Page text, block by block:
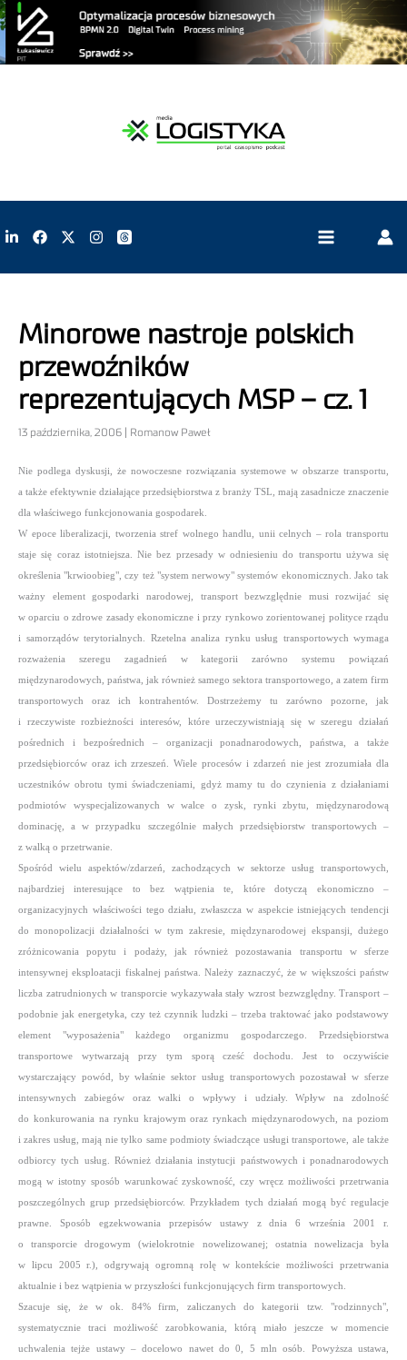
Minorowe nastroje polskich
przewoźników
reprezentujących MSP – cz. 1
13 października, 2006 | Romanow Paweł
Nie podlega dyskusji, że nowoczesne rozwiązania systemowe w obszarze transportu,
a także efektywnie działające przedsiębiorstwa z branży TSL, mają zasadnicze znaczenie
dla właściwego funkcjonowania gospodarek.
W epoce liberalizacji, tworzenia stref wolnego handlu, unii celnych –rola transportu
staje się coraz istotniejsza. Nie bez przesady w odniesieniu do transportu używa się
określenia "krwioobieg", czy też "system nerwowy" systemów ekonomicznych. Jako tak
ważny element gospodarki narodowej, transport bezwzględnie musi rozwijać się
w oparciu o zdrowe zasady ekonomiczne i przy rynkowo zorientowanej polityce rządu
i samorządów terytorialnych. Rzetelna analiza rynku usług transportowych wymaga
rozważenia szeregu zagadnień w kategorii zarówno systemu powiązań
międzynarodowych, państwa, jak również samego sektora transportowego, a zatem firm
transportowych oraz ich kontrahentów. Dostrzeżemy tu zarówno pozorne, jak
i rzeczywiste rozbieżności interesów, które urzeczywistniają się w szeregu działań
pośrednich i bezpośrednich – organizacji ponadnarodowych, państwa, a także
przedsiębiorców oraz ich zrzeszeń. Wiele procesów i zdarzeń nie jest zrozumiała dla
uczestników obrotu tymi świadczeniami, gdyż mamy tu do czynienia z działaniami
podmiotów wyspecjalizowanych w walce o zysk, rynki zbytu, międzynarodową
dominację, a w przypadku szczególnie małych przedsiębiorstw transportowych –
z walką o przetrwanie.
Spośród wielu aspektów/zdarzeń, zachodzących w sektorze usług transportowych,
najbardziej interesujące to bez wątpienia te, które dotyczą ekonomiczno –
organizacyjnych właściwości tego działu, zwłaszcza w aspekcie istniejących tendencji
do monopolizacji działalności w tym zakresie, międzynarodowej ekspansji, dużego
zróżnicowania popytu i podaży, jak również pozostawania transportu w sferze
intensywnej eksploatacji fiskalnej państwa. Należy zaznaczyć, że w większości państw
liczba zatrudnionych w transporcie wykazywała stały wzrost bezwzględny. Transport –
podobnie jak energetyka, czy też czynnik ludzki – trzeba traktować jako podstawowy
element "wyposażenia" każdego organizmu gospodarczego. Przedsiębiorstwa
transportowe wytwarzają przy tym sporą cześć dochodu. Jest to oczywiście
wystarczający powód, by właśnie sektor usług transportowych pozostawał w sferze
intensywnych zabiegów oraz walki o wpływy i udziały. Wpływ na zdolność
do konkurowania na rynku krajowym oraz rynkach międzynarodowych, na poziom
i zakres usług, mają nie tylko same podmioty świadczące usługi transportowe, ale także
odbiorcy tych usług. Również działania instytucji państwowych i ponadnarodowych
mogą w istotny sposób warunkować zyskowność, czy wręcz możliwości przetrwania
poszczególnych grup przedsiębiorców. Przykładem tych działań mogą być regulacje
prawne. Sposób egzekwowania przepisów ustawy z dnia 6 września 2001 r.
o transporcie drogowym (wielokrotnie nowelizowanej; ostatnia nowelizacja była
w lipcu 2005 r.), odgrywają ogromną rolę w kontekście możliwości przetrwania
aktualnie i bez wątpienia w przyszłości funkcjonujących firm transportowych.
Szacuje się, że w ok. 84% firm, zaliczanych do kategorii tzw. "rodzinnych",
systematycznie traci możliwość zarobkowania, którą miało jeszcze w momencie
uchwalenia tejże ustawy –docelowo nawet do 0, 5 mln osób. Powyższa ustawa,